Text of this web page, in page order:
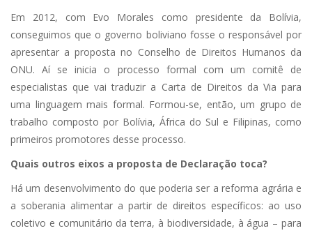
Em 2012, com Evo Morales como presidente da Bolívia,
conseguimos que o governo boliviano fosse o responsável por
apresentar a proposta no Conselho de Direitos Humanos da
ONU. Aí se inicia o processo formal com um comitê de
especialistas que vai traduzir a Carta de Direitos da Via para
uma linguagem mais formal. Formou-se, então, um grupo de
trabalho composto por Bolívia, África do Sul e Filipinas, como
primeiros promotores desse processo.
Quais outros eixos a proposta de Declaração toca?
Há um desenvolvimento do que poderia ser a reforma agrária e
a soberania alimentar a partir de direitos específicos: ao uso
coletivo e comunitário da terra, à biodiversidade, à água – para